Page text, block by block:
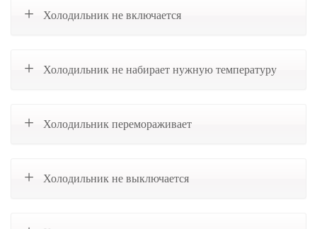
Холодильник не включается
Холодильник не набирает нужную температуру
Холодильник перемораживает
Холодильник не выключается